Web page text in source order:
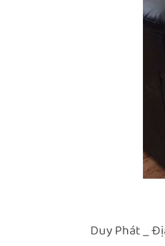
Duy Phát _